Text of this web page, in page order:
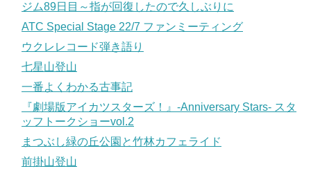
ジム89日目～指が回復したので久しぶりに
ATC Special Stage 22/7 ファンミーティング
ウクレレコード弾き語り
七星山登山
一番よくわかる古事記
『劇場版アイカツスターズ！』-Anniversary Stars- スタ
ッフトークショーvol.2
まつぶし緑の丘公園と竹林カフェライド
前掛山登山